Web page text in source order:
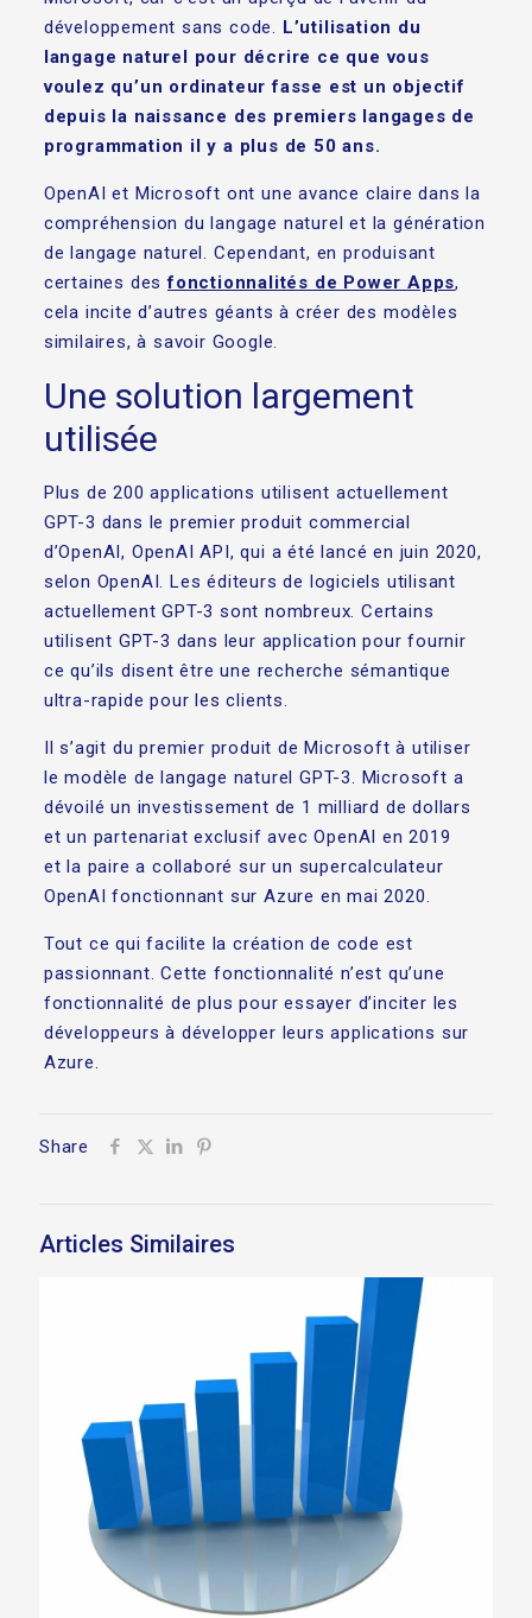
développement sans code. L’utilisation du
langage naturel pour décrire ce que vous
voulez qu’un ordinateur fasse est un objectif
depuis la naissance des premiers langages de
programmation il y a plus de 50 ans.
OpenAI et Microsoft ont une avance claire dans la
compréhension du langage naturel et la génération
de langage naturel. Cependant, en produisant
certaines desfonctionnalités de Power Apps,
cela incite d’autres géants à créer des modèles
similaires, à savoir Google.
Une solution largement
utilisée
Plus de 200 applications utilisent actuellement
GPT-3 dans le premier produit commercial
d’OpenAI, OpenAI API, qui a été lancé en juin 2020,
selon OpenAI. Les éditeurs de logiciels utilisant
actuellement GPT-3 sont nombreux. Certains
utilisent GPT-3 dans leur application pour fournir
ce qu’ils disent être une recherche sémantique
ultra-rapide pour les clients.
Il s’agit du premier produit de Microsoft à utiliser
le modèle de langage naturel GPT-3. Microsoft a
dévoilé un investissement de 1 milliard de dollars
et un partenariat exclusif avec OpenAI en 2019
et la paire a collaboré sur un supercalculateur
OpenAI fonctionnant sur Azure en mai 2020.
Tout ce qui facilite la création de code est
passionnant. Cette fonctionnalité n’est qu’une
fonctionnalité de plus pour essayer d’inciter les
développeurs à développer leurs applications sur
Azure.
Share
Articles Similaires